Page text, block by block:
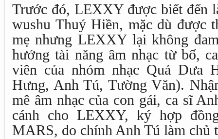
Trước đó, LEXXY được biết đến
wushu Thuý Hiền, mặc dù được
mẹ nhưng LEXXY lại không
hưởng tài năng âm nhạc từ bố,
viên của nhóm nhạc Quả Dưa
Hưng, Anh Tú, Tường Văn).
mê âm nhạc của con gái, ca sĩ
cánh cho LEXXY, ký hợp
MARS, do chính Anh Tú làm chủ